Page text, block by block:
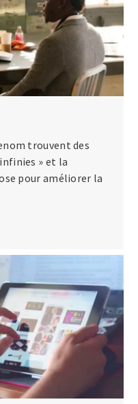
trouvent des
» et la
pour améliorer la